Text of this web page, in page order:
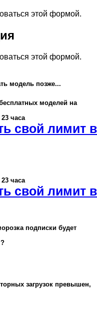
этой формой.
этой формой.
модель позже...
моделей на
часа
свой лимит в
часа
свой лимит в
подписки будет
загрузок превышен,